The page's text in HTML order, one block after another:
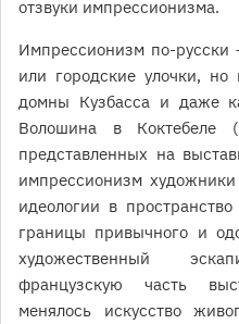
отзвуки импрессионизма.
Импрессионизм по-русски
или городские улочки,
домны Кузбасса и даже
Волошина в Коктебеле
представленных на
импрессионизм
идеологии в
границы привычного и
художественный
французскую часть
менялось искусство